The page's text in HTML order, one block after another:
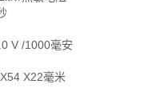
V /1000毫安
X22毫米